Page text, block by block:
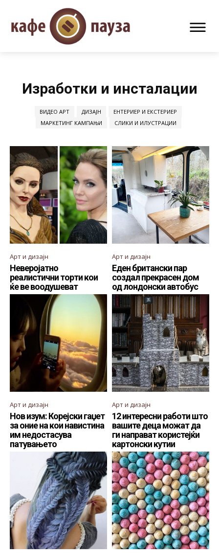
Изработки и инсталации
ВИДЕО АРТ ДИЗАЈН
ЕНТЕРИЕР И ЕКСТЕРИЕР
МАРКЕТИНГ КАМПАЊИ
СЛИКИ И ИЛУСТРАЦИИ
Арт и дизајн
Неверојатно
реалистични торти кои
ќе ве воодушеват
Арт и дизајн
Еден британски пар
создал прекрасен дом
од лондонски автобус
Арт и дизајн
Нов изум: Корејски гаџет
за оние на кои навистина
им недостасува
патувањето
Арт и дизајн
12 интересни работи што
вашите деца можат да
ги направат користејќи
картонски кутии